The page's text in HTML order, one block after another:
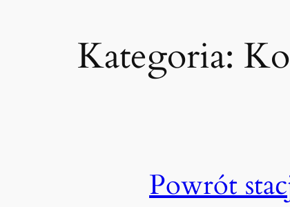
Kategoria:
Powrót